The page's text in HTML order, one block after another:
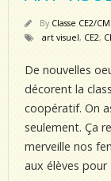
By Classe CE2/
art visuel, CE2,
De nouvelles
décorent la
coopératif. On
seulement. Ça
merveille nos
aux élèves